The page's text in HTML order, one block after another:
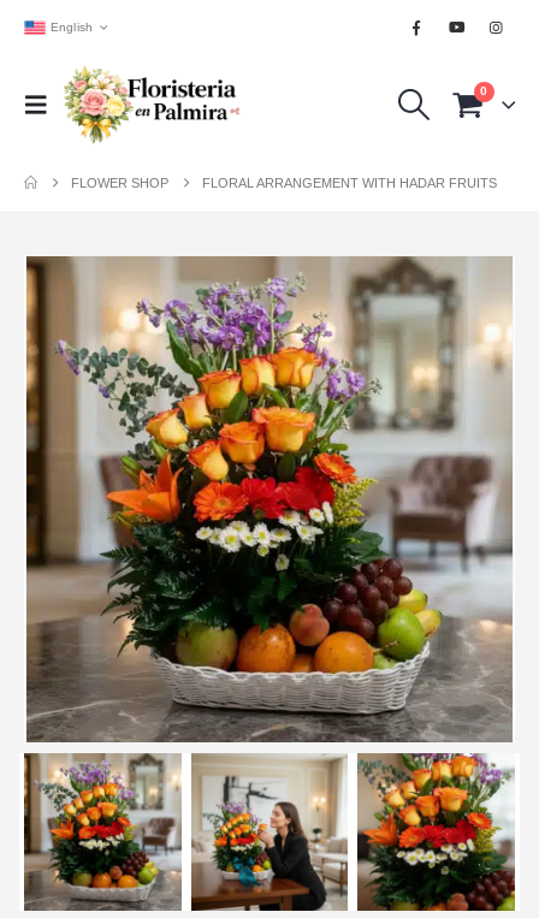
English
0
FLOWER SHOP FLORAL ARRANGEMENT WITH HADAR FRUITS